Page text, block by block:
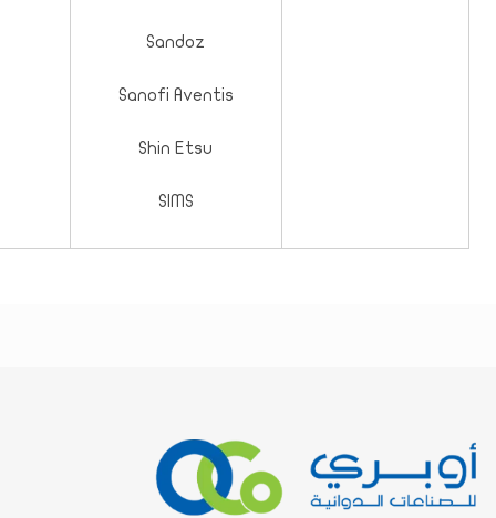
Sandoz
Sanofi Aventis
Shin Etsu
SIMS